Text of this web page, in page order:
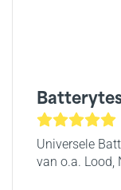
Universele
van o.a. Lood,